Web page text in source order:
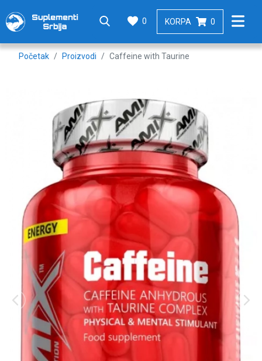
0 KORPA 0
Početak Proizvodi Caffeine with Taurine